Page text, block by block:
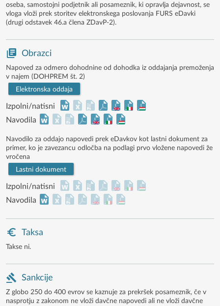
oseba, samostojni podjetnik ali posameznik, ki opravlja dejavnost, se
vloga vloži prek storitev elektronskega poslovanja FURS eDavki
(drugi odstavek 46.a člena ZDavP-2).
Obrazci
Napoved za odmero dohodnine od dohodka iz oddajanja premoženja
v najem (DOHPREM št. 2)
Elektronska oddaja
Izpolni/natisni
Navodila
Navodilo za oddajo napovedi prek eDavkov kot lastni dokument za
primer, ko je zavezancu odločba na podlagi prvo vložene napovedi že
vročena
Lastni dokument
Izpolni/natisni
Navodila
Taksa
Takse ni.
Sankcije
Z globo 250 do 400 evrov se kaznuje za prekršek posameznik, če v
nasprotju z zakonom ne vloži davčne napovedi ali ne vloži davčne